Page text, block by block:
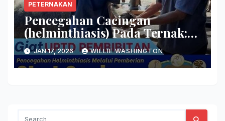
PETERNAKAN
Pencegahan Cacingan
(helminthiasis) Pada Ternak:
Basmi Induk Semang Cacing
Sekarang Juga!
JAN 17, 2026 WILLIE WASHINGTON